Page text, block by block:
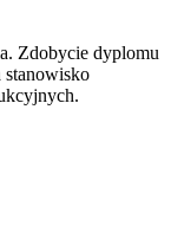
Zdobycie dyplomu
stanowisko